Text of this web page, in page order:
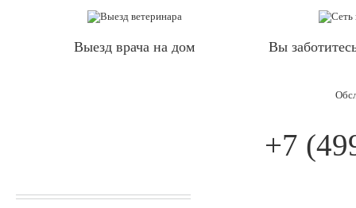
Выезд врача на дом Вы
+7